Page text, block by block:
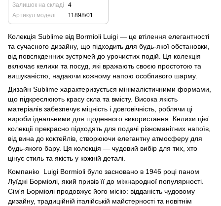
Залишок на складі
4
Артикул моделі
11898/01
Колекція Sublime від Bormioli Luigi — це втілення елегантності
та сучасного дизайну, що підходить для будь-якої обстановки,
від повсякденних зустрічей до урочистих подій. Ця колекція
включає келихи та посуд, які вражають своєю простотою та
вишуканістю, надаючи кожному напою особливого шарму.
Дизайн Sublime характеризується мінімалістичними формами,
що підкреслюють красу скла та вмісту. Висока якість
матеріалів забезпечує міцність і довговічність, роблячи ці
вироби ідеальними для щоденного використання. Келихи цієї
колекції прекрасно підходять для подачі різноманітних напоїв,
від вина до коктейлів, створюючи елегантну атмосферу для
будь-якого бару. Ця колекція — чудовий вибір для тих, хто
цінує стиль та якість у кожній деталі.
Компанію Luigi Bormioli було засновано в 1946 році паном
Луїджі Борміолі, який привів її до міжнародної популярності.
Сім'я Борміолі продовжує його місію: відданість чудовому
дизайну, традиційній італійській майстерності та новітнім